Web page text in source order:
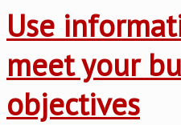
Use
meet your
objectives